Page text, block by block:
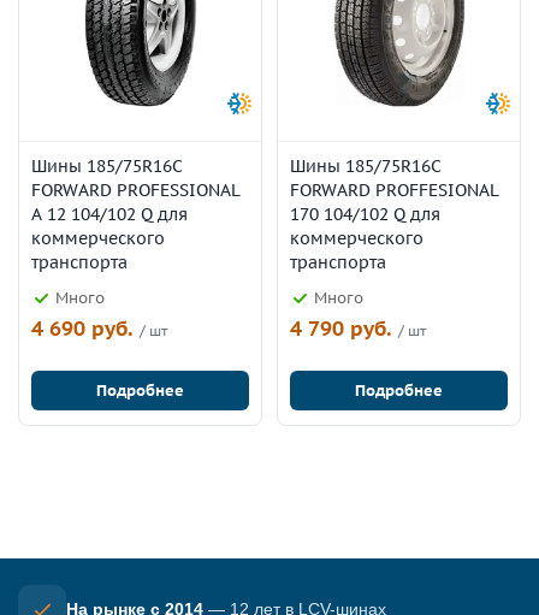
Шины 185/75R16C
FORWARD PROFESSIONAL
A 12 104/102 Q для
коммерческого
транспорта
Много
4 690 руб. / шт
Подробнее
Шины 185/75R16C
FORWARD PROFFESIONAL
170 104/102 Q для
коммерческого
транспорта
Много
4 790 руб. / шт
Подробнее
На рынке с 2014 — 12 лет в LCV-шинах